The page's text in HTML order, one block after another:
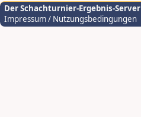
Der Schachturnier-Ergebnis-Server
Impressum / Nutzungsbedingungen